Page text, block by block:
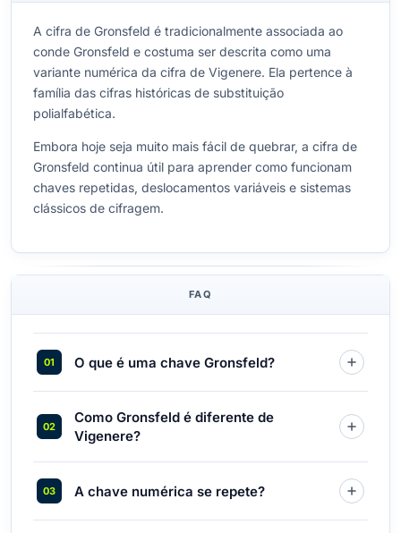
A cifra de Gronsfeld é tradicionalmente associada ao
conde Gronsfeld e costuma ser descrita como uma
variante numérica da cifra de Vigenere. Ela pertence à
família das cifras históricas de substituição
polialfabética.
Embora hoje seja muito mais fácil de quebrar, a cifra de
Gronsfeld continua útil para aprender como funcionam
chaves repetidas, deslocamentos variáveis e sistemas
clássicos de cifragem.
FAQ
O que é uma chave Gronsfeld?
Como Gronsfeld é diferente de
Vigenere?
A chave numérica se repete?